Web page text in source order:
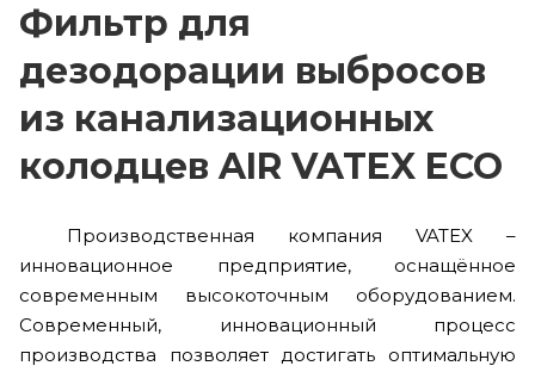
Фильтр для
дезодорации выбросов
из канализационных
колодцев AIR VATEX ECO
Производственная компания VATEX –
инновационное предприятие, оснащённое
современным высокоточным оборудованием.
Современный, инновационный процесс
производства позволяет достигать оптимальную